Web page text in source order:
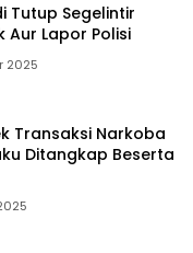
Tutup Segelintir
Aur Lapor Polisi
2025
Transaksi Narkoba
Ditangkap Beserta